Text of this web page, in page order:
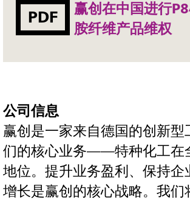
PDF
赢创在中国进行
胺纤维产品维权
公司信息
赢创是一家来自德国的创新型
们的核心业务——特种化工在
地位。提升业务盈利、保持企
增长是赢创的核心战略。我们